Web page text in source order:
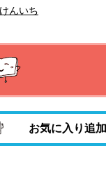
んいち
お気に入り追加